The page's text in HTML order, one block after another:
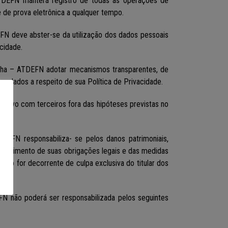
prova eletrônica a qualquer tempo.
deve abster-se da utilização dos dados pessoais
– ATDEFN adotar mecanismos transparentes, de
dados a respeito de sua Política de Privacidade.
com terceiros fora das hipóteses previstas no
responsabiliza- se pelos danos patrimoniais,
de suas obrigações legais e das medidas
for decorrente de culpa exclusiva do titular dos
não poderá ser responsabilizada pelos seguintes